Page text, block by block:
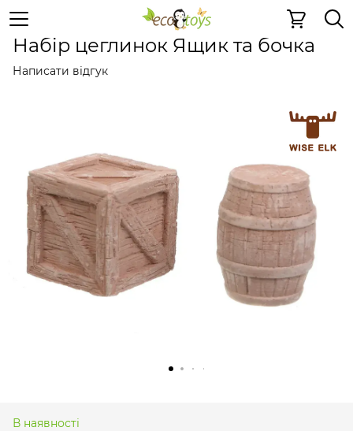
Керамічні конструктори Набір цеглинок Ящик та
Набір цеглинок Ящик та бочка
Написати відгук
В наявності